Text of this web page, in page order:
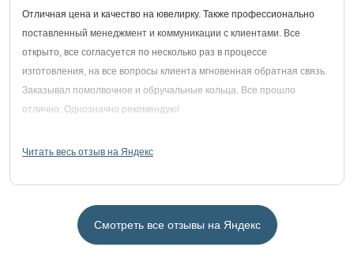
Отличная цена и качество на ювелирку. Также профессионально
поставленный менеджмент и коммуникации с клиентами. Все
открыто, все согласуется по несколько раз в процессе
изготовления, на все вопросы клиента мгновенная обратная связь.
Заказывал помолвочное и обручальные кольца. Все прошло
отлично. Однозначно рекомендую!
Читать весь отзыв на Яндекс
Смотреть все отзывы на Яндекс